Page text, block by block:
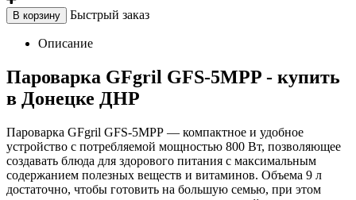
В корзину Быстрый заказ
Описание
Пароварка GFgril GFS-5MPP - купить
в Донецке ДНР
Пароварка GFgril GFS-5MPP — компактное и удобное
устройство с потребляемой мощностью 800 Вт, позволяющее
создавать блюда для здорового питания с максимальным
содержанием полезных веществ и витаминов. Объема 9 л
достаточно, чтобы готовить на большую семью, при этом